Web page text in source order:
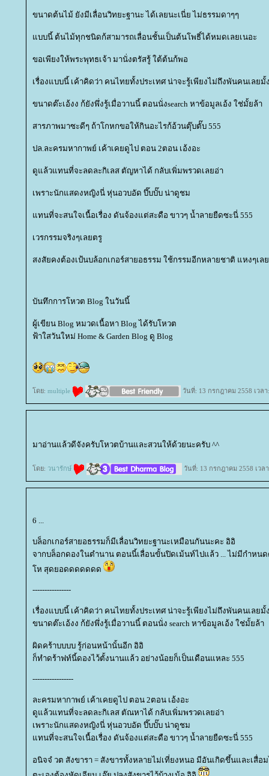
ขนาดต้นไม้ ยังมีเลื่อนวิทยะฐานะ ได้เลยนะเนี่ย ไม่ธรรมดาๆๆ
บบนี้ ต้นไม้ทุกชนิดก้สามารถเลื่อนชั้นเป็นต้นโพธิ์ได้หมดเลยเนอะ
ขอเพียงให้พระพุทธเจ้า มานั่งตรัสรู้ ใต้ต้นก้พอ
เรื่องแบบนี้ เค้าคิดว่า คนไทยทั้งประเทศ น่าจะรู้เพียงไม่ถึงพันคนเลย
ขนาดต๊ะเอ้งง ก้ยังพึ่งรู้เมื่อวานนี้ ตอนนั่งsearch หาข้อมูลเอ้ง ใช่มั้ยล้า
สารภาพมาซะดีๆ ถ้าโกหกขอให้กินอะไรก้อ้วนตุ๊บตั๊บ 555
ปล.ละครมหากาพย์ เค้าเคยดูไป ตอน 2ตอน เอ้งอะ
ดูแล้วแทนที่จะลดละกิเลส ตัญหาได้ กลับเพิ่มพรวดเลยอ่า
เพราะนักแสดงหญิงนี่ หุ่นอวบอัด บึ๊บบั๊บ น่าดูชม
ทนที่จะสนใจเนื้อเรื่อง ดันจ้องแต่สะดือ ขาวๆ น้ำลายยืดซะนี่ 555
เวรกรรมจริงๆเลยตรู
สงสัยคงต้องเป้นบล้อกเกอร์สายอธรรม ใช้กรรมอีกหลายชาติ แหงๆเลย
บันทึกการโหวต Blog ในวันนี้
ผู้เขียน Blog หมวดเนื้อหา Blog ได้รับโหวต
ฟ้าใสวันใหม่ Home & Garden Blog ดู Blog
ดย: multiple วันที่: 13 กรกฎาคม 2558 เวล
มาอ่านแล้วดีจังครับโหวตบ้านและสวนให้ด้วยนะครับ ^^
ดย: วนารักษ์ วันที่: 13 กรกฎาคม 2558 เวล
6 ...
บล็อกเกอร์สายอธรรมก็มีเลื่อนวิทยะฐานะเหมือนกันนะคะ อิอิ
จากบล็อกดองในตำนาน ตอนนี้เลื่อนขั้นปิดเม้นท์ไปแล้ว ... ไม่มีกำห
ห สุดยอดดดดดดด
----------------
เรื่องแบบนี้ เค้าคิดว่า คนไทยทั้งประเทศ น่าจะรู้เพียงไม่ถึงพันคนเลย
ขนาดต๊ะเอ้งง ก้ยังพึ่งรู้เมื่อวานนี้ ตอนนั่ง search หาข้อมูลเอ้ง ใช่มั้ยล้า
ผิดคร้าบบบบ รู้ก่อนหน้านั้นอีก อิอิ
ก็ทำดร้าฟท์นี้ดองไว้ตั้งนานแล้ว อย่างน้อยก็เป็นเดือนแหละ 555
-----------------
ละครมหากาพย์ เค้าเคยดูไป ตอน 2ตอน เอ้งอะ
ดูแล้วแทนที่จะลดละกิเลส ตัณหาได้ กลับเพิ่มพรวดเลยอ่า
เพราะนักแสดงหญิงนี่ หุ่นอวบอัด บึ๊บบั๊บ น่าดูชม
ทนที่จะสนใจเนื้อเรื่อง ดันจ้องแต่สะดือ ขาวๆ น้ำลายยืดซะนี่ 555
อนิจจํ วต สังขารา = สังขารทั้งหลายไม่เที่ยงหนอ มีอันเกิดขึ้นและเสื่อ